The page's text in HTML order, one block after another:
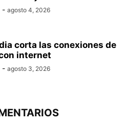
- agosto 4, 2026
corta las conexiones de
internet
- agosto 3, 2026